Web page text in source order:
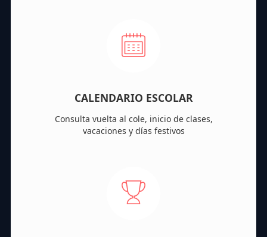
CALENDARIO ESCOLAR
Consulta vuelta al cole, inicio de clases,
vacaciones y días festivos